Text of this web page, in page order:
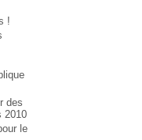
!
des
2010
le